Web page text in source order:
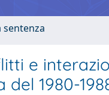
e
1980-